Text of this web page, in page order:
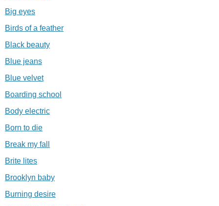
Big eyes
Birds of a feather
Black beauty
Blue jeans
Blue velvet
Boarding school
Body electric
Born to die
Break my fall
Brite lites
Brooklyn baby
Burning desire